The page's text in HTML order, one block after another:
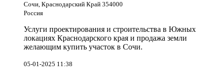
Сочи, Краснодарский Край 354000
Россия
Услуги проектирования и строительства в Южных
локациях Краснодарского края и продажа земли
желающим купить участок в Сочи.
05-01-2025 11:38